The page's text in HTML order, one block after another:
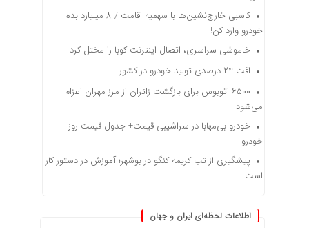
کاسبی خارج‌نشین‌ها با سهمیه اقامت / ۸ میلیارد بده
خودرو وارد کن!
خاموشی سراسری، اتصال اینترنت کوبا را مختل کرد
افت ۲۴ درصدی تولید خودرو در کشور
۶۵۰۰ اتوبوس برای بازگشت زائران از مرز مهران اعزام
می‌شود
خودرو بی‌مهابا در سراشیبی قیمت+ جدول قیمت روز
خودرو
پیشگیری از تب کریمه کنگو در بوشهر؛ آموزش در دستور کار
است
اطلاعات لحظه‌ای ایران و جهان